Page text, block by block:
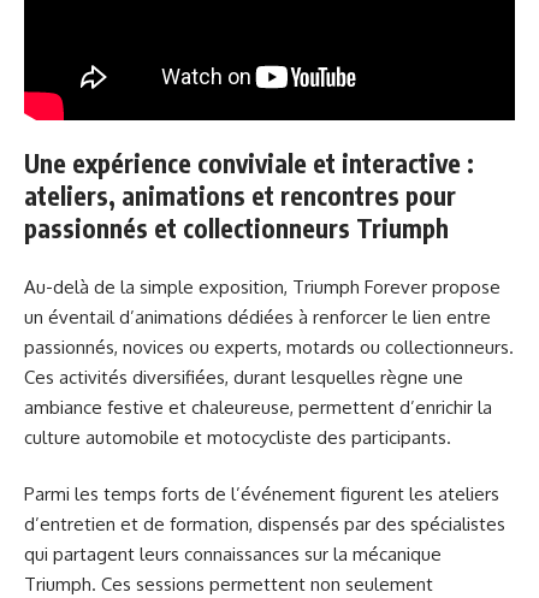
Une expérience conviviale et interactive :
ateliers, animations et rencontres pour
passionnés et collectionneurs Triumph
Au-delà de la simple exposition, Triumph Forever propose
un éventail d’animations dédiées à renforcer le lien entre
passionnés, novices ou experts, motards ou collectionneurs.
Ces activités diversifiées, durant lesquelles règne une
ambiance festive et chaleureuse, permettent d’enrichir la
culture automobile et motocycliste des participants.
Parmi les temps forts de l’événement figurent les ateliers
d’entretien et de formation, dispensés par des spécialistes
qui partagent leurs connaissances sur la mécanique
Triumph. Ces sessions permettent non seulement